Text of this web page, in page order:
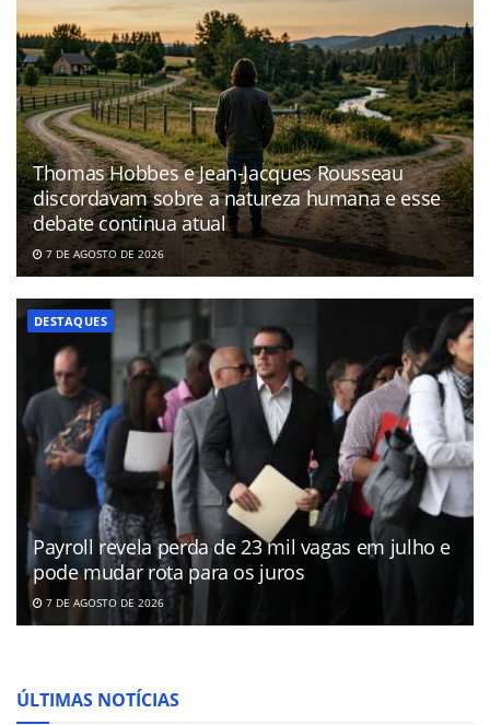
Thomas Hobbes e Jean-Jacques Rousseau
discordavam sobre a natureza humana e esse
debate continua atual
7 DE AGOSTO DE 2026
DESTAQUES
Payroll revela perda de 23 mil vagas em julho e
pode mudar rota para os juros
7 DE AGOSTO DE 2026
ÚLTIMAS NOTÍCIAS